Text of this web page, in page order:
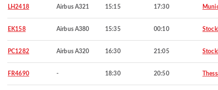
LH2418 Airbus A321 15:15 17:30
EK158 Airbus A380 15:35 00:10
PC1282 Airbus A320 16:30 21:05
FR4690 - 18:30 20:50